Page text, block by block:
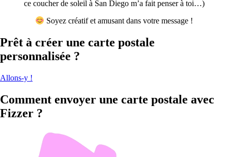
ce coucher de soleil à San Diego m’a fait penser à toi…)
Soyez créatif et amusant dans votre message !
Prêt à créer une carte postale
personnalisée ?
Allons-y !
Comment envoyer une carte postale avec
Fizzer ?